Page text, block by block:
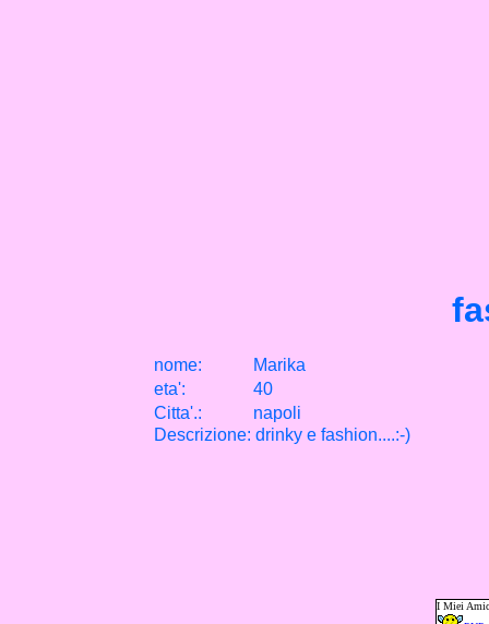
nome:
Marika
eta':
40
Citta'.:
napoli
Descrizione: drinky e fashion....:-)